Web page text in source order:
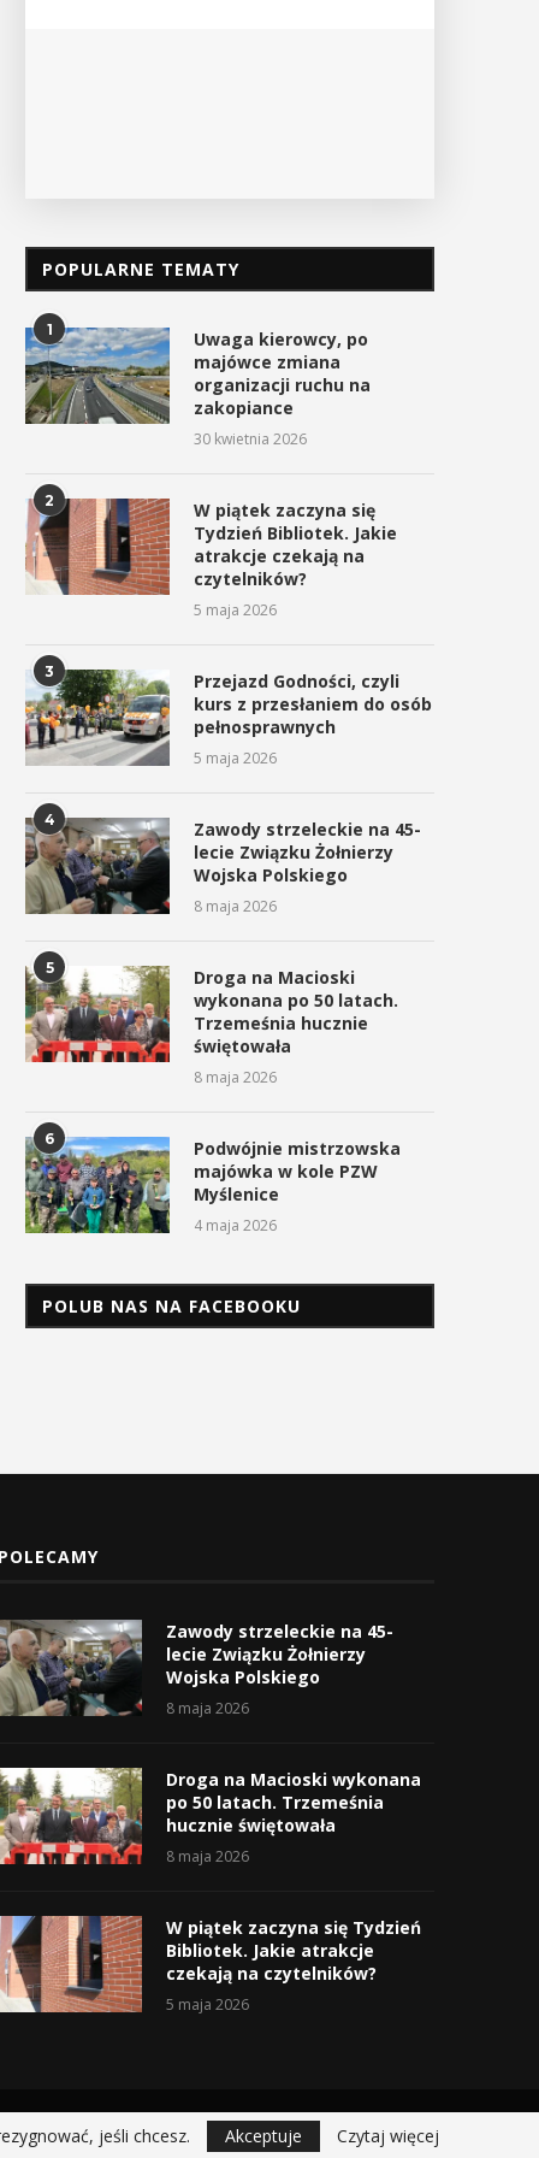
POPULARNE TEMATY
1
Uwaga kierowcy, po
majówce zmiana
organizacji ruchu na
zakopiance
30 kwietnia 2026
2
W piątek zaczyna się
Tydzień Bibliotek. Jakie
atrakcje czekają na
czytelników?
5 maja 2026
3
Przejazd Godności, czyli
kurs z przesłaniem do osób
pełnosprawnych
5 maja 2026
4
Zawody strzeleckie na 45-
lecie Związku Żołnierzy
Wojska Polskiego
8 maja 2026
5
Droga na Macioski
wykonana po 50 latach.
Trzemeśnia hucznie
świętowała
8 maja 2026
6
Podwójnie mistrzowska
majówka w kole PZW
Myślenice
4 maja 2026
POLUB NAS NA FACEBOOKU
POLECAMY
Zawody strzeleckie na 45-
lecie Związku Żołnierzy
Wojska Polskiego
8 maja 2026
Droga na Macioski wykonana
po 50 latach. Trzemeśnia
hucznie świętowała
8 maja 2026
W piątek zaczyna się Tydzień
Bibliotek. Jakie atrakcje
czekają na czytelników?
5 maja 2026
jeśli chcesz. Akceptuje Czytaj więcej